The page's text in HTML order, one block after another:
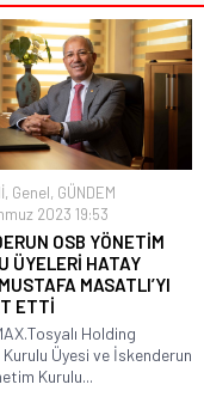
, Genel, GÜNDEM
2023 19:53
OSB YÖNETİM
ÜYELERİ HATAY
MASATLI’YI
ETTİ
Holding
Üyesi ve İskenderun
Kurulu...